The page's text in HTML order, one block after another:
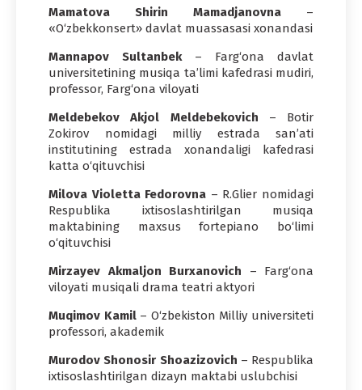
Mamatova Shirin Mamadjanovna –
«O‘zbekkonsert» davlat muassasasi xonandasi
Mannapov Sultanbek– Farg‘ona davlat
universitetining musiqa ta’limi kafedrasi mudiri,
professor, Farg‘ona viloyati
Meldebekov Akjol Meldebekovich – Botir
Zokirov nomidagi milliy estrada san’ati
institutining estrada xonandaligi kafedrasi
katta o‘qituvchisi
Milova Violetta Fedorovna – R.Glier nomidagi
Respublika ixtisoslashtirilgan musiqa
maktabining maxsus fortepiano bo‘limi
o‘qituvchisi
Mirzayev Akmaljon Burxanovich – Farg‘ona
viloyati musiqali drama teatri aktyori
Muqimov Kamil– O‘zbekiston Milliy universiteti
professori, akademik
Murodov Shonosir Shoazizovich – Respublika
ixtisoslashtirilgan dizayn maktabi uslubchisi